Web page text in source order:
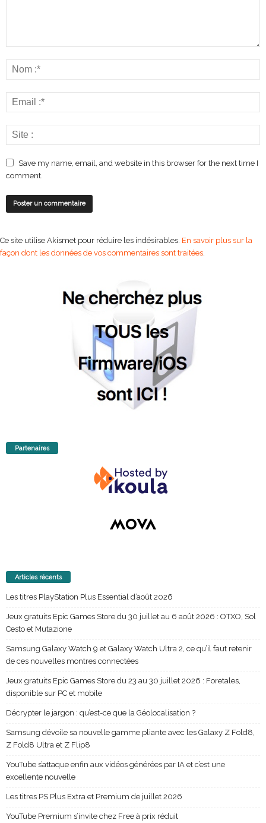
Save my name, email, and website in this browser for the next time I
comment.
Ce site utilise Akismet pour réduire les indésirables. En savoir plus sur la
façon dont les données de vos commentaires sont traitées.
Partenaires
Articles récents
Les titres PlayStation Plus Essential d’août 2026
Jeux gratuits Epic Games Store du 30 juillet au 6 août 2026 : OTXO, Sol
Cesto et Mutazione
Samsung Galaxy Watch 9 et Galaxy Watch Ultra 2, ce qu’il faut retenir
de ces nouvelles montres connectées
Jeux gratuits Epic Games Store du 23 au 30 juillet 2026 : Foretales,
disponible sur PC et mobile
Décrypter le jargon : qu’est-ce que la Géolocalisation ?
Samsung dévoile sa nouvelle gamme pliante avec les Galaxy Z Fold8,
Z Fold8 Ultra et Z Flip8
YouTube s’attaque enfin aux vidéos générées par IA et c’est une
excellente nouvelle
Les titres PS Plus Extra et Premium de juillet 2026
YouTube Premium s’invite chez Free à prix réduit